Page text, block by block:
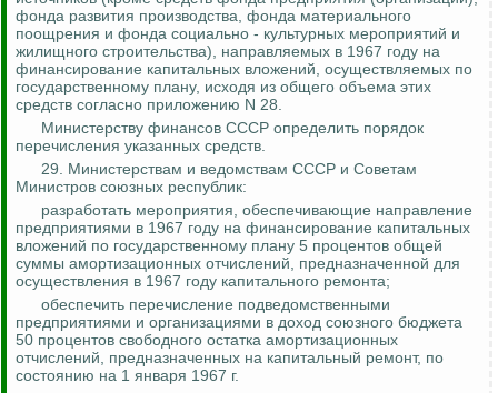
фонда развития производства, фонда материального
поощрения и фонда социально - культурных мероприятий и
жилищного строительства), направляемых в 1967 году на
финансирование капитальных вложений, осуществляемых по
государственному плану, исходя из общего объема этих
средств согласно приложению N 28.
Министерству финансов СССР определить порядок
перечисления указанных средств.
29. Министерствам и ведомствам СССР и Советам
Министров союзных республик:
разработать мероприятия, обеспечивающие направление
предприятиями в 1967 году на финансирование капитальных
вложений по государственному плану 5 процентов общей
суммы амортизационных отчислений, предназначенной для
осуществления в 1967 году капитального ремонта;
обеспечить перечисление подведомственными
предприятиями и организациями в доход союзного бюджета
50 процентов свободного остатка амортизационных
отчислений, предназначенных на капитальный ремонт, по
состоянию на 1 января 1967 г.